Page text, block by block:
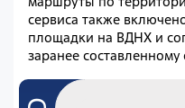
сервиса также
площадки на ВДНХ и
заранее